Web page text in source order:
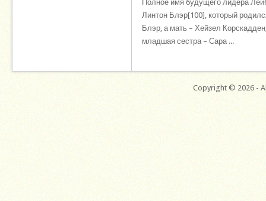
Полное имя будущего лидера
Линтон Блэр[100], который
Блэр, а мать – Хейзел
младшая сестра – Сара ...
Copyright © 2026 -